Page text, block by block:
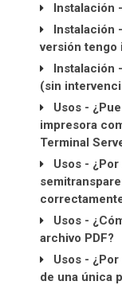
Instalación -
Instalación -
versión tengo
Instalación -
(sin
Usos -
impresora
Terminal
Usos - ¿Por
Usos -
archivo PDF?
Usos - ¿Por
de una única